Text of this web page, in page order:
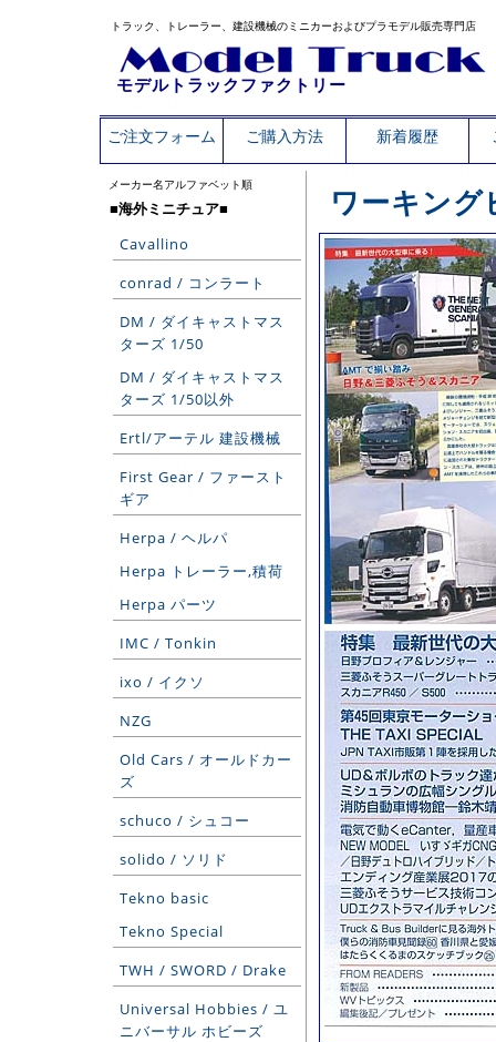
トラック、トレーラー、建設機械のミニカーおよびプラモデル販売専門店
モデルトラックファクトリー
ご注文フォーム ご購入方法 新着履歴
メーカー名アルファベット順
■海外ミニチュア■
Cavallino
conrad / コンラート
DM / ダイキャストマス
ターズ 1/50
DM / ダイキャストマス
ターズ 1/50以外
Ertl/アーテル 建設機械
First Gear / ファースト
ギア
Herpa / ヘルパ
Herpa トレーラー,積荷
Herpa パーツ
IMC / Tonkin
ixo / イクソ
NZG
Old Cars / オールドカー
ズ
schuco / シュコー
solido / ソリド
Tekno basic
Tekno Special
TWH / SWORD / Drake
Universal Hobbies / ユ
ニバーサル ホビーズ
ワーキン